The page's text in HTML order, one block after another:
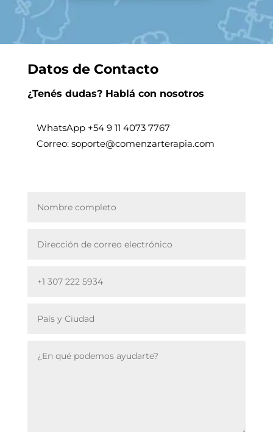
Datos de Contacto
¿Tenés dudas? Hablá con nosotros
WhatsApp +54 9 11 4073 7767
Correo: soporte@comenzarterapia.com